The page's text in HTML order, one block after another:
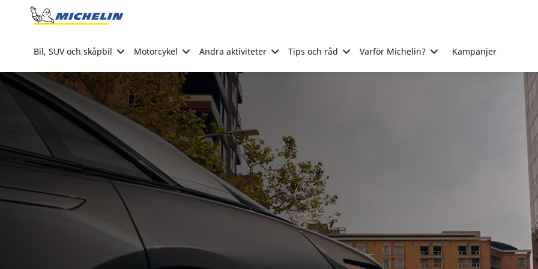
Go to page content
Bil, SUV och skåpbil Motorcykel Andra aktiviteter Tips och råd Varför Michelin? Kampanjer